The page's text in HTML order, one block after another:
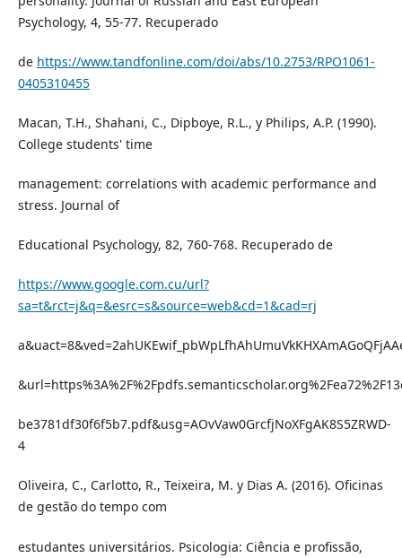
Psychology, 4, 55-77. Recuperado
de https://www.tandfonline.com/doi/abs/10.2753/RPO1061-
0405310455
Macan, T.H., Shahani, C., Dipboye, R.L., y Philips, A.P. (1990).
College students' time
management: correlations with academic performance and
stress. Journal of
Educational Psychology, 82, 760-768. Recuperado de
https://www.google.com.cu/url?
sa=t&rct=j&q=&esrc=s&source=web&cd=1&cad=rj
be3781df30f6f5b7.pdf&usg=AOvVaw0GrcfjNoXFgAK8S5ZRWD-
4
Oliveira, C., Carlotto, R., Teixeira, M. y Dias A. (2016). Oficinas
de gestão do tempo com
estudantes universitários. Psicologia: Ciência e profissão,